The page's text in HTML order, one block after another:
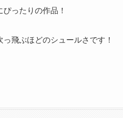
ったりの作品！
飛ぶほどのシュールさです！